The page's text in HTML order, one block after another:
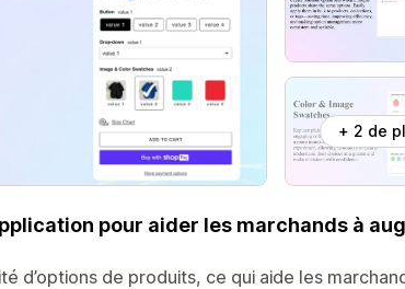
+ 2 de
pour aider les marchands à
d’options de produits, ce qui aide les